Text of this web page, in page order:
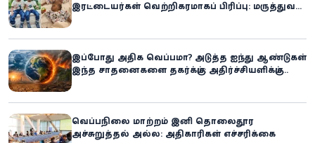
இரட்டையர்கள் வெற்றிகரமாகப் பிரிப்பு: மருத்துவ
இப்போது அதிக வெப்பமா? அடுத்த ஐந்து ஆண்டுகள்
இந்த சாதனைகளை தகர்க்கும்: அதிர்ச்சியளிக்கும்
வெப்பநிலை மாற்றம் இனி தொலைதூர
அச்சுறுத்தல் அல்ல: அதிகாரிகள் எச்சரிக்கை